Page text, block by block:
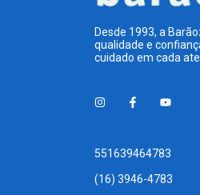
Desde 1993, a
qualidade e
cuidado em cada
551639464783
(16) 3946-4783